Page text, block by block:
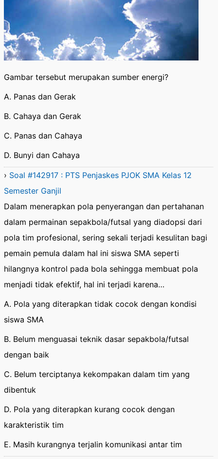
Gambar tersebut merupakan sumber energi?
A. Panas dan Gerak
B. Cahaya dan Gerak
C. Panas dan Cahaya
D. Bunyi dan Cahaya
› Soal #142917 : PTS Penjaskes PJOK SMA Kelas 12
Semester Ganjil
Dalam menerapkan pola penyerangan dan pertahanan
dalam permainan sepakbola/futsal yang diadopsi dari
pola tim profesional, sering sekali terjadi kesulitan bagi
pemain pemula dalam hal ini siswa SMA seperti
hilangnya kontrol pada bola sehingga membuat pola
menjadi tidak efektif, hal ini terjadi karena…
A. Pola yang diterapkan tidak cocok dengan kondisi
siswa SMA
B. Belum menguasai teknik dasar sepakbola/futsal
dengan baik
C. Belum terciptanya kekompakan dalam tim yang
dibentuk
D. Pola yang diterapkan kurang cocok dengan
karakteristik tim
E. Masih kurangnya terjalin komunikasi antar tim